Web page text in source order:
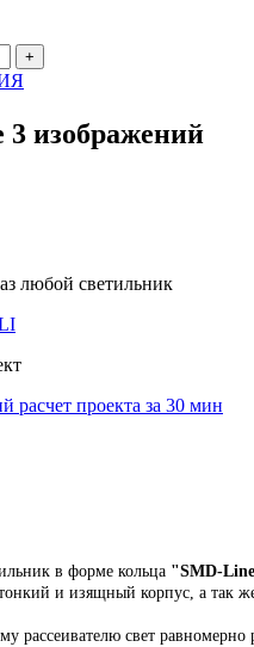
+
3 изображений
любой светильник
расчет проекта за 30 мин
в форме кольца "SMD-
и изящный корпус, а так
рассеивателю свет